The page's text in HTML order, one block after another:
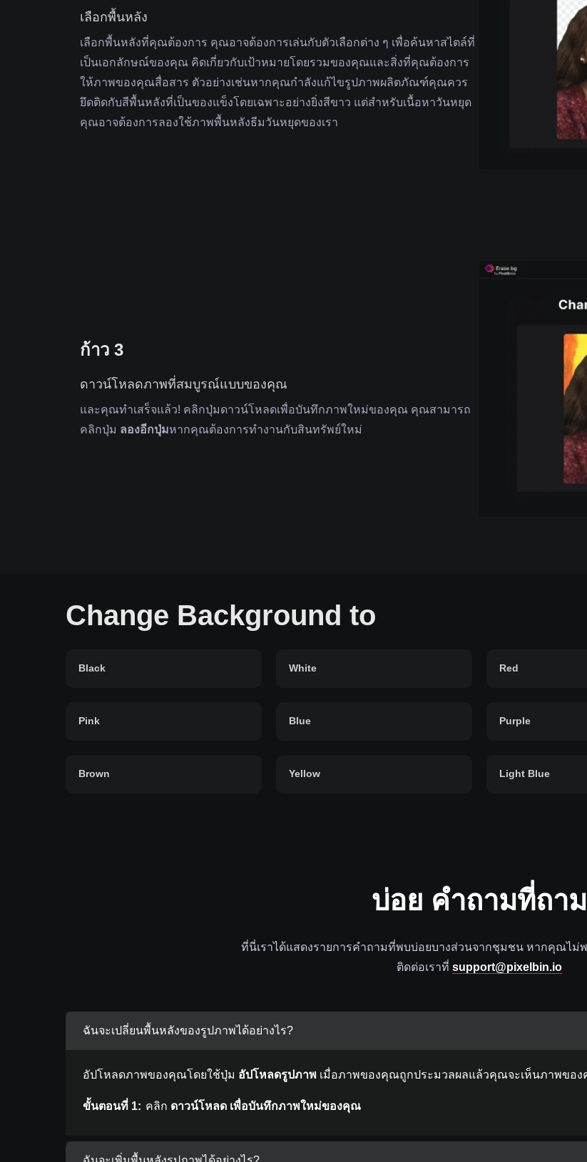
เลือกพื้นหลัง
เลือกพื้นหลังที่คุณต้องการ คุณอาจต้องการเล่นกับตัวเลือกต่าง ๆ เพื่อค้นหาสไตล์ที่
เป็นเอกลักษณ์ของคุณ คิดเกี่ยวกับเป้าหมายโดยรวมของคุณและสิ่งที่คุณต้องการ
ให้ภาพของคุณสื่อสาร ตัวอย่างเช่นหากคุณกําลังแก้ไขรูปภาพผลิตภัณฑ์คุณควร
ยึดติดกับสีพื้นหลังที่เป็นของแข็งโดยเฉพาะอย่างยิ่งสีขาว แต่สําหรับเนื้อหาวันหยุด
คุณอาจต้องการลองใช้ภาพพื้นหลังธีมวันหยุดของเรา
ก้าว 3
ดาวน์โหลดภาพที่สมบูรณ์แบบของคุณ
และคุณทําเสร็จแล้ว! คลิกปุ่มดาวน์โหลดเพื่อบันทึกภาพใหม่ของคุณ คุณสามารถ
คลิกปุ่ม ลองอีกปุ่มหากคุณต้องการทํางานกับสินทรัพย์ใหม่
Change Background to
Black White Red
Pink Blue Purple
Brown Yellow Light Blue
บ่อย คําถามที่ถาม
ที่นี่เราได้แสดงรายการคําถามที่พบบ่อยบางส่วนจากชุมชน หากคุณไ
ติดต่อเราที่ support@pixelbin.io
ฉันจะเปลี่ยนพื้นหลังของรูปภาพได้อย่างไร?
อัปโหลดภาพของคุณโดยใช้ปุ่ม อัปโหลดรูปภาพ เมื่อภาพของคุณถูกประมวลผลแล้วคุณจะเห็นภาพขอ
ขั้นตอนที่ 1: คลิก ดาวน์โหลด เพื่อบันทึกภาพใหม่ของคุณ